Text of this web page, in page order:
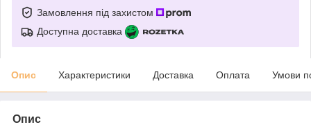
Замовлення під захистом
Доступна доставка
Опис Характеристики Доставка Оплата Умови
Опис